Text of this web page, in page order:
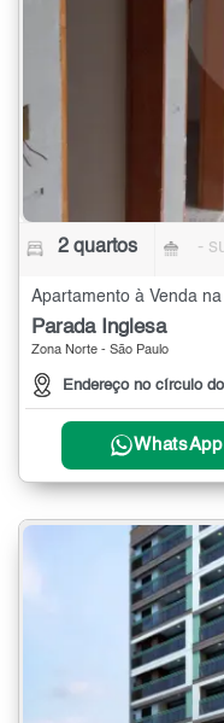
2 quartos -
Apartamento à Venda
Parada Inglesa
Zona Norte - São Paulo
Endereço no círculo
WhatsApp